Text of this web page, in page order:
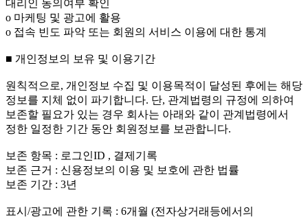
대리인 동의여부 확인
ο 마케팅 및 광고에 활용
ο 접속 빈도 파악 또는 회원의 서비스 이용에 대한 통계
■ 개인정보의 보유 및 이용기간
원칙적으로, 개인정보 수집 및 이용목적이 달성된 후에는 해당
정보를 지체 없이 파기합니다. 단, 관계법령의 규정에 의하여
보존할 필요가 있는 경우 회사는 아래와 같이 관계법령에서
정한 일정한 기간 동안 회원정보를 보관합니다.
보존 항목 : 로그인ID , 결제기록
보존 근거 : 신용정보의 이용 및 보호에 관한 법률
보존 기간 : 3년
표시/광고에 관한 기록 : 6개월 (전자상거래등에서의